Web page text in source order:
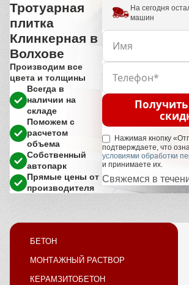
Тротуарная
плитка
Клинкерная в
Волхове
Производим все
цвета и толщины
Всегда в
наличии на
складе
Поможем с
расчетом
объема
Собственный
автопарк
Прямые цены от
производителя
На сегодня
машин
Нажимая кнопку
подтверждаете, что
условиями обработки
и принимаете их.
Свяжемся в
БЕТОН
МОНТАЖНЫЙ РАСТВОР
КЕРАМЗИТОБЕТОН